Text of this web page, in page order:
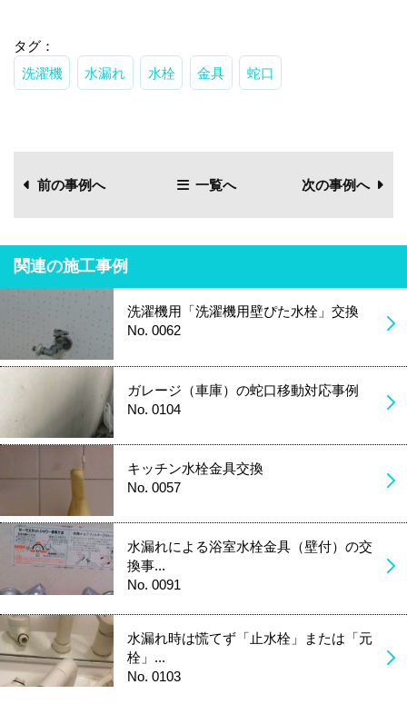
タグ：
洗濯機
水漏れ 水栓 金具 蛇口
前の事例へ 一覧へ 次の事例へ
関連の施工事例
洗濯機用「洗濯機用壁ぴた水栓」交換
No. 0062
ガレージ（車庫）の蛇口移動対応事例
No. 0104
キッチン水栓金具交換
No. 0057
水漏れによる浴室水栓金具（壁付）の交
換事...
No. 0091
水漏れ時は慌てず「止水栓」または「元
栓」...
No. 0103